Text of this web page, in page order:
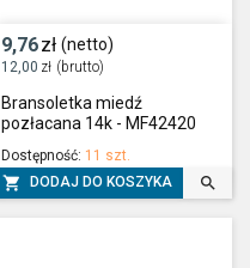
9,76zł (netto)
12,00 zł (brutto)
Bransoletka miedź
pozłacana 14k - MF42420
Dostępność: 11 szt.
 DODAJ DO KOSZYKA 